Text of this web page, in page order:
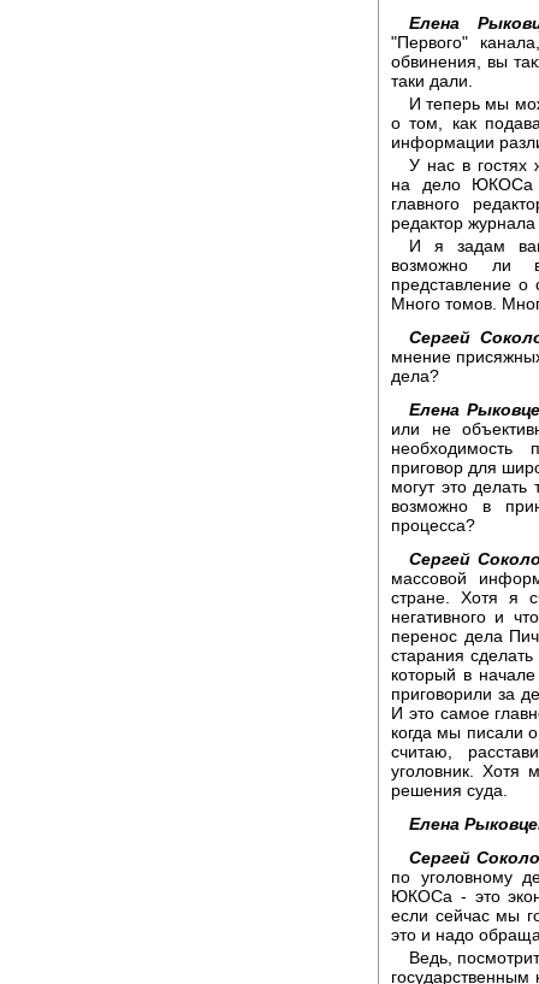
Елена
"Первого"
обвинения, вы
таки дали.
И теперь мы
о том, как
информации
У нас в гостях
на дело ЮКОСа
главного
редактор
И я задам вам
возможно ли
представление о
Много томов.
Сергей
мнение
дела?
Елена
или не
необходимость
приговор для
могут это
возможно в
процесса?
Сергей
массовой
стране. Хотя я
негативного и
перенос дела
старания
который в
приговорили за
И это самое
когда мы писали
считаю,
уголовник.
решения суда.
Елена
Сергей
по уголовному
ЮКОСа - это
если сейчас мы
это и надо
Ведь,